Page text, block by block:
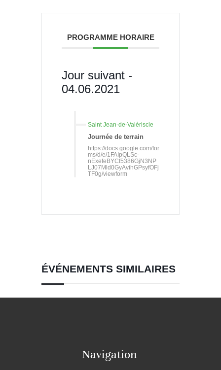
PROGRAMME HORAIRE
Jour suivant -
04.06.2021
Saint Jean-de-Valériscle
Journée de terrain
https://docs.google.com/for
ms/d/e/1FAIpQLSc-
nExefeBYCf5386GjN3NP
LJ07Mld0GyAvihGPsyfOFj
TF0g/viewform
ÉVÉNEMENTS SIMILAIRES
Navigation